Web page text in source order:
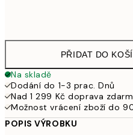
PŘIDAT DO
Na skladě
Dodání do 1-3 prac. Dnů
Nad 1 299 Kč doprava
Možnost vrácení zboží do
POPIS VÝROBKU